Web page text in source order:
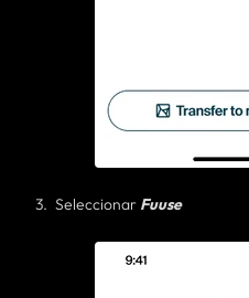
Seleccionar Fuuse